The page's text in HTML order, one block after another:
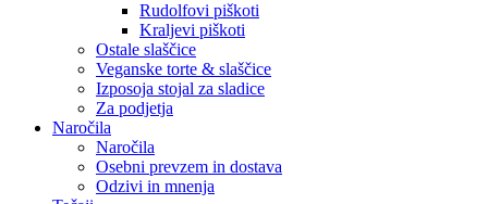
Rudolfovi piškoti
Kraljevi piškoti
Ostale slaščice
Veganske torte & slaščice
Izposoja stojal za sladice
Za podjetja
Naročila
Naročila
Osebni prevzem in dostava
Odzivi in mnenja